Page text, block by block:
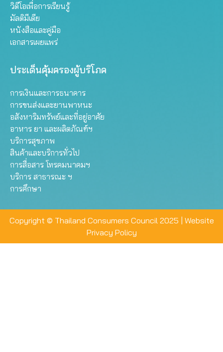
วิดีโอเพื่อการเรียนรู้
มัลติมีเดีย
หนังสือและคู่มือ
เอกสารเผยแพร่
ประเด็นคุ้มครองผู้บริโภค
การเงินและการธนาคาร
การขนส่งและยานพาหนะ
อสังหาริมทรัพย์และที่อยู่อาศัย
อาหาร ยา และผลิตภัณฑ์ฯ
บริการสุขภาพ
สินค้าและบริการทั่วไป
การสื่อสาร โทรคมนาคมฯ
บริการ สาธารณะ ฯ
การศึกษา
Copyright © Thailand Consumers Council 2025 | Website
Privacy Policy